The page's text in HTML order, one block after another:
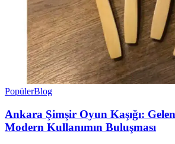
PopülerBlog
Ankara Şimşir Oyun Kaşığı:
Modern Kullanımın Buluşması